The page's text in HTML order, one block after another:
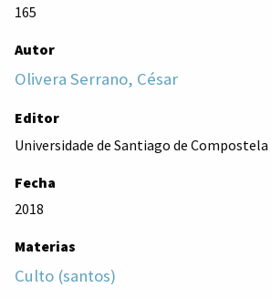
165
Autor
Olivera Serrano, César
Editor
Universidade de Santiago de Compostela
Fecha
2018
Materias
Culto (santos)